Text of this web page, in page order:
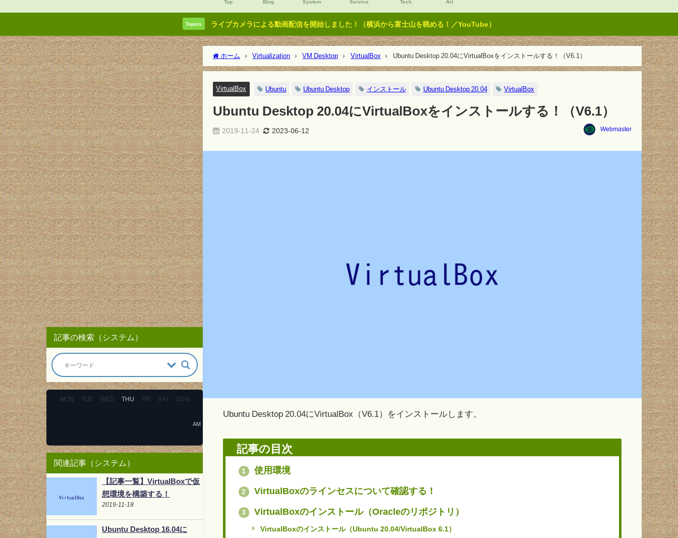
Top Blog System Service Tech Art
Topics ライブカメラによる動画配信を開始しました！（横浜から富士山を眺める！／YouTube）
ホーム Virtualization VM Desktop VirtualBox Ubuntu Desktop 20.04にVirtualBoxをインストールする！（V6.1）
VirtualBox Ubuntu Ubuntu Desktop インストール Ubuntu Desktop 20.04 VirtualBox
Ubuntu Desktop 20.04にVirtualBoxをインストールする！（V6.1）
2019-11-24 2023-06-12 Webmaster
Ubuntu Desktop 20.04にVirtualBox（V6.1）をインストールします。
記事の目次
1 使用環境
2 VirtualBoxのラインセスについて確認する！
3 VirtualBoxのインストール（Oracleのリポジトリ）
VirtualBoxのインストール（Ubuntu 20.04/VirtualBox 6.1）
記事の検索（システム）
MON TUE WED THU FRI SAT SUN
AM
関連記事（システム）
【記事一覧】VirtualBoxで仮
想環境を構築する！
2019-11-18
Ubuntu Desktop 16.04に